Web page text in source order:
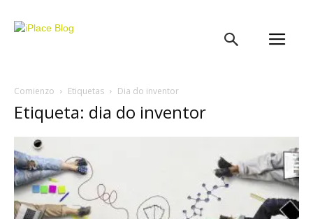
Comienzo Etiquetas Dia do inventor
Etiqueta: dia do inventor